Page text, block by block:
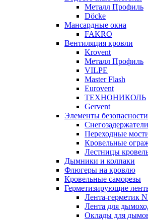
Металл Профиль
Döcke
Мансардные окна
FAKRO
Вентиляция кровли
Krovent
Металл Профиль
VILPE
Master Flash
Eurovent
ТЕХНОНИКОЛЬ
Gervent
Элементы безопасности
Снегозадержатели
Переходные
Кровельные
Лестницы
Дымники и колпаки
Флюгеры на кровлю
Кровельные саморезы
Герметизирующие
Лента-герметик
Лента для
Оклады для